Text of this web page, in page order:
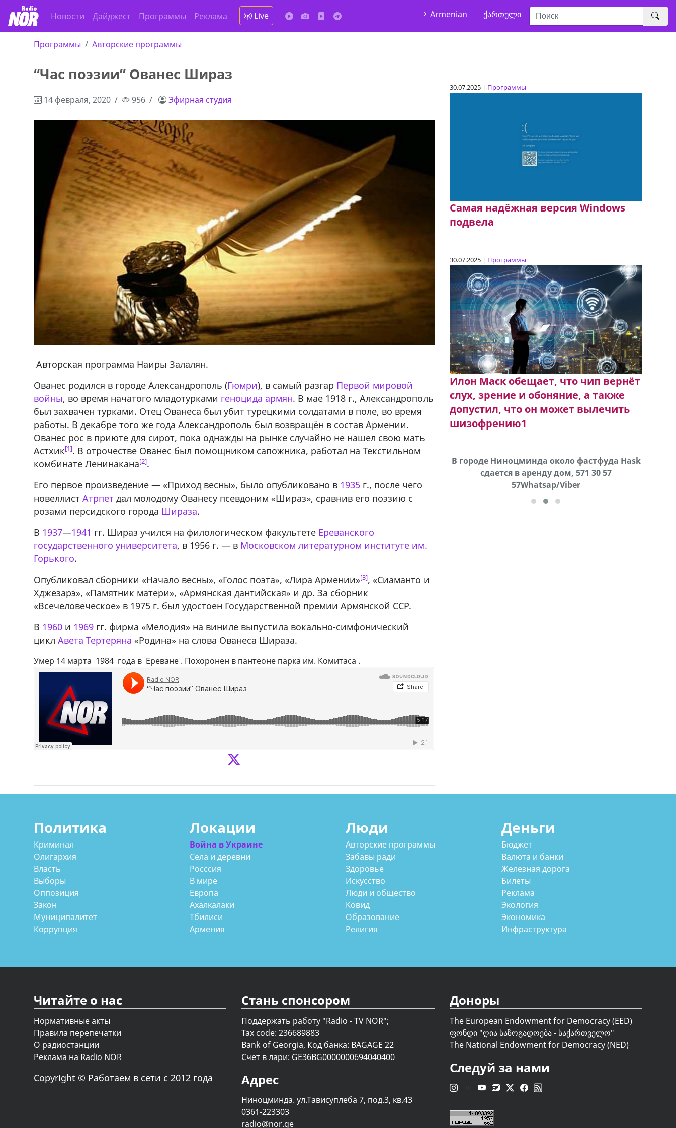
Новости Дайджест Программы Реклама Live Armenian ქართული
Программы Авторские программы
“Час поэзии” Ованес Шираз
14 февраля, 2020 956 Эфирная студия
Авторская программа Наиры Залалян.
Ованес родился в городе Александрополь (Гюмри), в самый разгар Первой мировой
войны, во время начатого младотурками геноцида армян. В мае 1918 г., Александрополь
был захвачен турками. Отец Ованеса был убит турецкими солдатами в поле, во время
работы. В декабре того же года Александрополь был возвращён в состав Армении.
Ованес рос в приюте для сирот, пока однажды на рынке случайно не нашел свою мать
Астхик[1]. В отрочестве Ованес был помощником сапожника, работал на Текстильном
комбинате Ленинакана[2].
Его первое произведение — «Приход весны», было опубликовано в 1935 г., после чего
новеллистАтрпет дал молодому Ованесу псевдоним «Шираз», сравнив его поэзию с
розами персидского города Шираза.
В 1937—1941 гг. Шираз учился на филологическом факультете Ереванского
государственного университета, в 1956 г. — в Московском литературном институте им.
Горького.
Опубликовал сборники «Начало весны», «Голос поэта», «Лира Армении»[3], «Сиаманто и
Хджезарэ», «Памятник матери», «Армянская дантийская» и др. За сборник
«Всечеловеческое» в 1975 г. был удостоен Государственной премии Армянской ССР.
В 1960 и 1969 гг. фирма «Мелодия» на виниле выпустила вокально-симфонический
циклАвета Тертеряна «Родина» на слова Ованеса Шираза.
Умер 14 марта 1984 года в Ереване . Похоронен в пантеоне парка им. Комитаса .
30.07.2025 | Программы
Самая надёжная версия Windows
подвела
30.07.2025 | Программы
Илон Маск обещает, что чип вернёт
слух, зрение и обоняние, а также
допустил, что он может вылечить
шизофрению1
30 57
Продается соль оптом и в розницу в
В городе Ниноцминда около фастфуда Hask
cдается в аренду дом, 571 30 57
57Whatsap/Viber
Продается машина марки Prado,571 30 57
57Whatsap/Viber
Политика
Криминал
Олигархия
Власть
Выборы
Оппозиция
Закон
Муниципалитет
Коррупция
Локации
Война в Украине
Села и деревни
Росссия
В мире
Европа
Ахалкалаки
Тбилиси
Армения
Люди
Авторские программы
Забавы ради
Здоровье
Искусство
Люди и общество
Ковид
Образование
Религия
Деньги
Бюджет
Валюта и банки
Железная дорога
Билеты
Реклама
Экология
Экономика
Инфраструктура
Читайте о нас
Нормативные акты
Правила перепечатки
О радиостанции
Реклама на Radio NOR
Copyright © Работаем в сети с 2012 года
Стань спонсором
Поддержать работу "Radio - TV NOR";
Tax code: 236689883
Bank of Georgia, Код банка: BAGAGE 22
Счет в лари: GE36BG0000000694040400
Адрес
Ниноцминда. ул.Тависуплеба 7, под.3, кв.43
0361-223303
radio@nor.ge
Доноры
The European Endowment for Democracy (EED)
ფონდი "ღია საზოგადოება - საქართველო"
The National Endowment for Democracy (NED)
Следуй за нами